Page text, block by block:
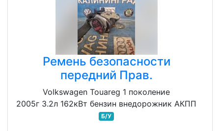
Ремень безопасности
передний Прав.
Volkswagen Touareg 1 поколение
2005г 3.2л 162кВт бензин внедорожник АКПП
Б/У